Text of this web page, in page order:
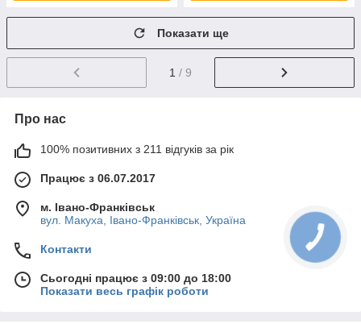
Показати ще
1 / 9
Про нас
100% позитивних з 211 відгуків за рік
Працює з 06.07.2017
м. Івано-Франківськ
вул. Макуха, Івано-Франківськ, Україна
Контакти
Сьогодні працює з 09:00 до 18:00
Показати весь графік роботи